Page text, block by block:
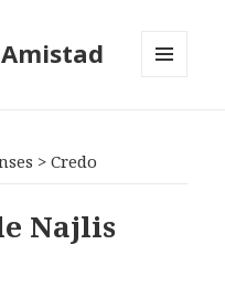
>Credo
Najlis